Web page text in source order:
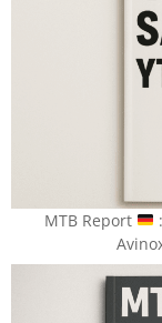
MTB Report